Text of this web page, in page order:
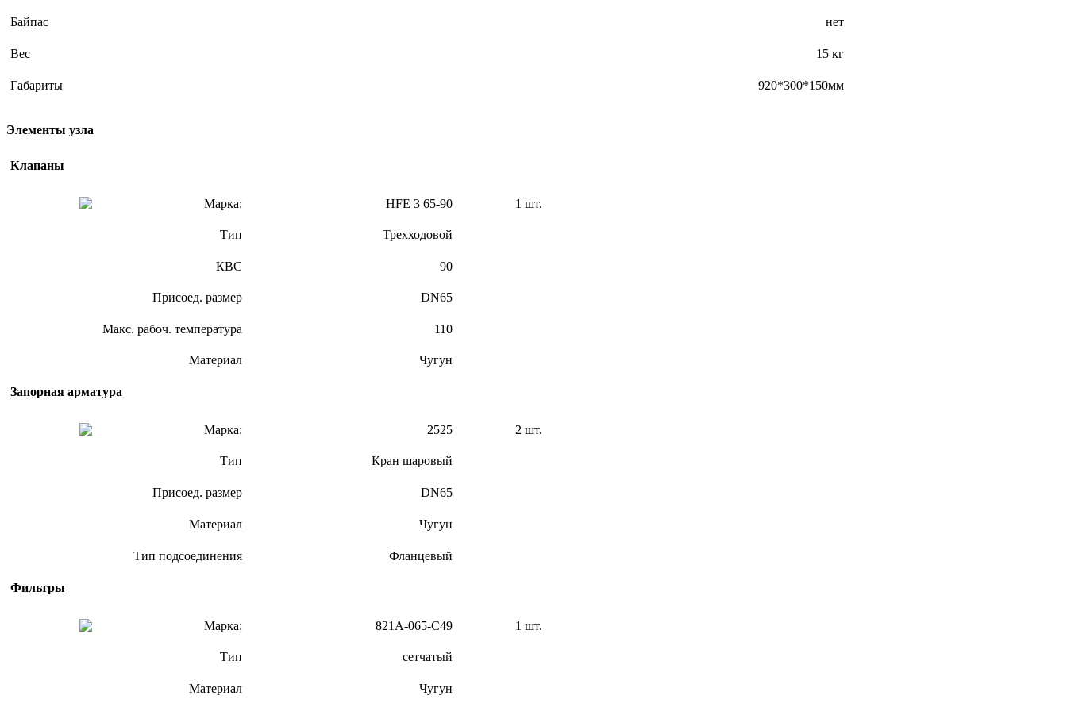
Байпас нет
Вес 15 кг
Габариты 920*300*150мм
Элементы узла
Клапаны
Марка: HFE 3 65-90 1 шт.
Тип Трехходовой
КВС 90
Присоед. размер DN65
Макс. рабоч. температура 110
Материал Чугун
Запорная арматура
Марка: 2525 2 шт.
Тип Кран шаровый
Присоед. размер DN65
Материал Чугун
Тип подсоединения Фланцевый
Фильтры
Марка: 821А-065-С49 1 шт.
Тип сетчатый
Материал Чугун